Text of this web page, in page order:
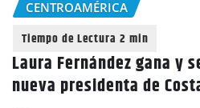
CENTROAMÉRICA
Laura Fernández gana y
nueva presidenta de